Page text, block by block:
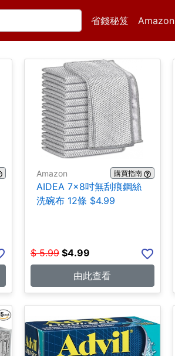
省錢秘笈 Amazon
Amazon 購買指南
AIDEA 7×8吋無刮痕鋼絲
洗碗布 12條 $4.99
$ 5.99 $4.99
由此查看